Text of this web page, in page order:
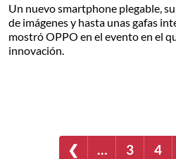
Un nuevo smartphone plegable,
de imágenes y hasta unas gafas
mostró OPPO en el evento en el
innovación.
❮ … 3 4